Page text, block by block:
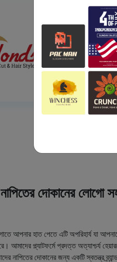
নাপিতের দোকানের লোগো
আপনার হাত পেতে এটি অপরিহার্য যা
আমাদের প্ল্যাটফর্মে প্রদত্ত অত্যাশ্চর্য
নাপিতের দোকানের জন্য একটি স্বতন্ত্র